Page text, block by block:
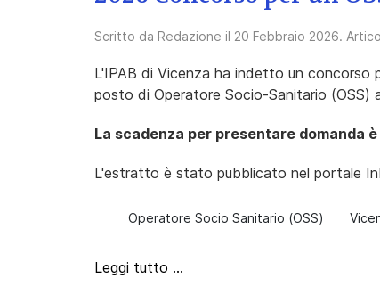
Scritto da Redazione il 20 Febbraio 2026.
L'IPAB di Vicenza ha indetto un concorso
posto di Operatore Socio-Sanitario (OSS)
La scadenza per presentare domanda
L'estratto è stato pubblicato nel portale
Operatore Socio Sanitario (OSS)
Leggi tutto …